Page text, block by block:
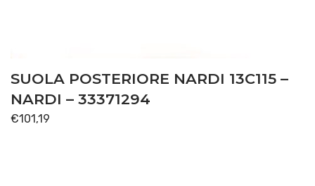
SUOLA POSTERIORE NARDI 13C115 –
NARDI – 33371294
€101,19